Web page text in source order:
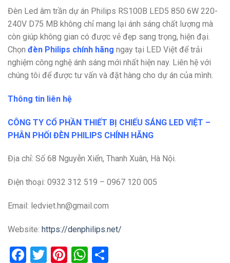
Đèn Led âm trần dự án Philips RS100B LED5 850 6W 220-
240V D75 MB không chỉ mang lại ánh sáng chất lượng mà
còn giúp không gian có được vẻ đẹp sang trọng, hiện đại.
Chọn đèn Philips chính hãng ngay tại LED Việt để trải
nghiệm công nghệ ánh sáng mới nhất hiện nay. Liên hệ với
chúng tôi để được tư vấn và đặt hàng cho dự án của mình.
Thông tin liên hệ
CÔNG TY CỔ PHẦN THIẾT BỊ CHIẾU SÁNG LED VIỆT –
PHÂN PHỐI ĐÈN PHILIPS CHÍNH HÃNG
Địa chỉ: Số 68 Nguyễn Xiển, Thanh Xuân, Hà Nội.
Điện thoại: 0932 312 519 – 0967 120 005
Email: ledviet.hn@gmail.com
Website: https://denphilips.net/
Facebook
Twitter
Pinterest
WhatsApp